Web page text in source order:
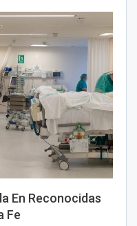
En Reconocidas
Fe